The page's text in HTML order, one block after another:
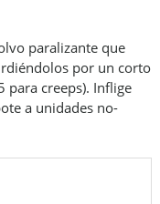
paralizante que
por un corto
para creeps). Inflige
a unidades no-